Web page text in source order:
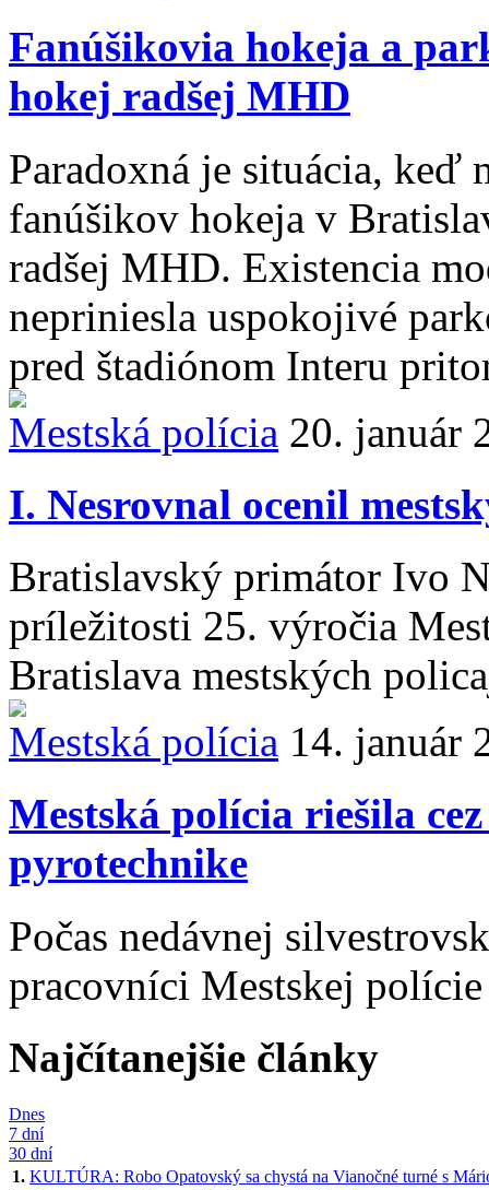
Fanúšikovia hokeja a
hokej radšej MHD
Paradoxná je situácia,
fanúšikov hokeja v
radšej MHD. Existencia
nepriniesla uspokojivé
pred štadiónom Interu
Mestská polícia 20. január
I. Nesrovnal ocenil
Bratislavský primátor Ivo
príležitosti 25. výročia
Bratislava mestských
Mestská polícia 14. január
Mestská polícia riešila
pyrotechnike
Počas nedávnej
pracovníci Mestskej
Najčítanejšie články
Dnes
7 dní
30 dní
1. KULTÚRA: Robo Opatovský sa chystá na Vianočné turné s